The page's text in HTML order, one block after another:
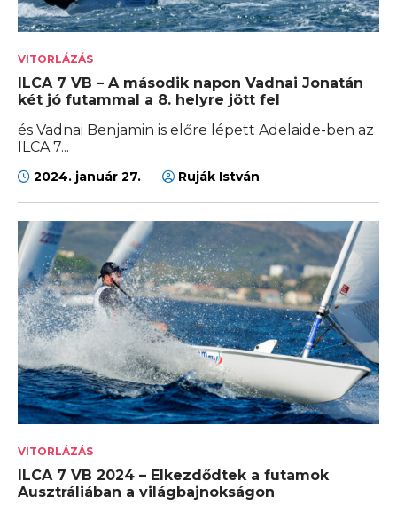
VITORLÁZÁS
ILCA 7 VB – A második napon Vadnai Jonatán
két jó futammal a 8. helyre jött fel
és Vadnai Benjamin is előre lépett Adelaide-ben az
ILCA 7...
2024. január 27. Ruják István
VITORLÁZÁS
ILCA 7 VB 2024 – Elkezdődtek a futamok
Ausztráliában a világbajnokságon